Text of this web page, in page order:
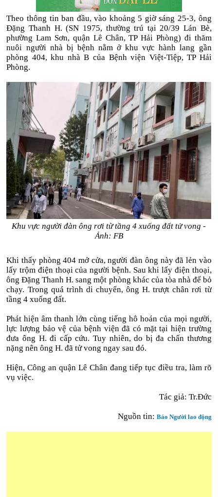
Theo thông tin ban đầu, vào khoảng 5 giờ sáng 25-3, ông
Đặng Thanh H. (SN 1975, thường trú tại 20/39 Lán Bè,
phường Lam Sơn, quận Lê Chân, TP Hải Phòng) đi thăm
nuôi người nhà bị bệnh nằm ở khu vực hành lang gần
phòng 404, khu nhà B của Bệnh viện Việt-Tiệp, TP Hải
Phòng.
Khu vực người đàn ông rơi từ tầng 4 xuống đất tử vong -
Ảnh: FB
Khi thấy phòng 404 mở cửa, người đàn ông này đã lẻn vào
lấy trộm điện thoại của người bệnh. Sau khi lấy điện thoại,
ông Đặng Thanh H. sang một phòng khác của tòa nhà để bỏ
chạy. Trong quá trình di chuyển, ông H. trượt chân rơi từ
tầng 4 xuống đất.
Phát hiện âm thanh lớn cùng tiếng hô hoán của mọi người,
lực lượng bảo vệ của bệnh viện đã có mặt tại hiện trường
đưa ông H. đi cấp cứu. Tuy nhiên, do bị đa chấn thương
nặng nên ông H. đã tử vong ngay sau đó.
Hiện, Công an quận Lê Chân đang tiếp tục điều tra, làm rõ
vụ việc.
Tác giả: Tr.Đức
Nguồn tin: Báo Người lao động